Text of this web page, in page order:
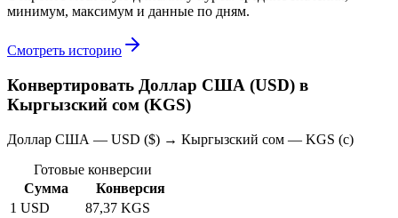
минимум, максимум и данные по дням.
Смотреть историю
Конвертировать Доллар США (USD) в
Кыргызский сом (KGS)
Доллар США — USD ($) → Кыргызский сом — KGS (с)
Готовые конверсии
Сумма
Конверсия
1 USD
87,37 KGS